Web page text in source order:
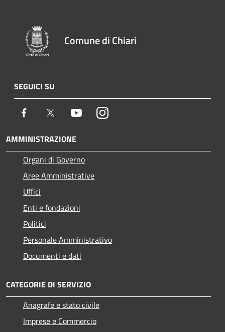
Comune di Chiari
SEGUICI SU
Facebook Twitter YoutubeInstagram
AMMINISTRAZIONE
Organi di Governo
Aree Amministrative
Uffici
Enti e fondazioni
Politici
Personale Amministrativo
Documenti e dati
CATEGORIE DI SERVIZIO
Anagrafe e stato civile
Imprese e Commercio